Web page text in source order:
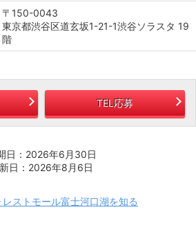
〒150-0043
東京都渋谷区道玄坂1-21-1渋谷ソラスタ 19
階
TEL応募
日：2026年6月30日
日：2026年8月6日
ストモール富士河口湖を知る